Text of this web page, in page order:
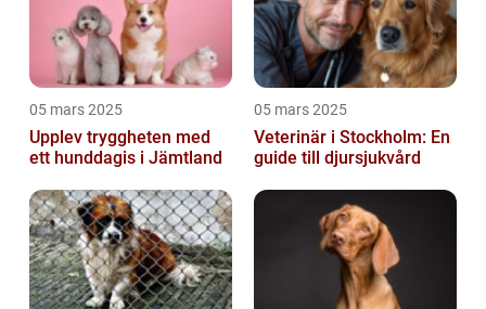
05 mars 2025
Upplev tryggheten med
ett hunddagis i Jämtland
05 mars 2025
Veterinär i Stockholm: En
guide till djursjukvård